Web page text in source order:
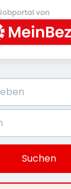
Suchen